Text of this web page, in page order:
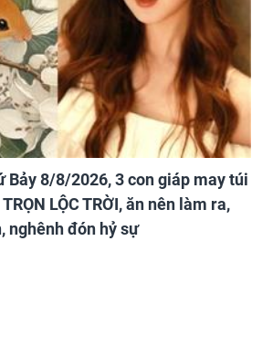
Bảy 8/8/2026, 3 con giáp may túi
LỘC TRỜI, ăn nên làm ra,
nghênh đón hỷ sự